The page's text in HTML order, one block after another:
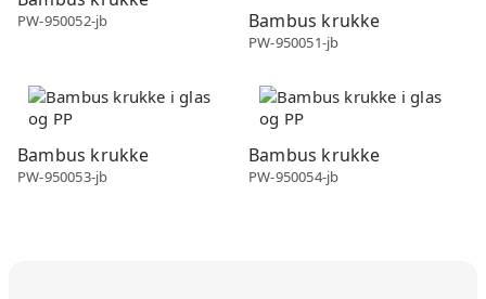
PW-950052-jb Bambus krukke
PW-950051-jb
Bambus krukke
PW-950053-jb
Bambus
Bambus krukke
PW-950054-jb
Bambus